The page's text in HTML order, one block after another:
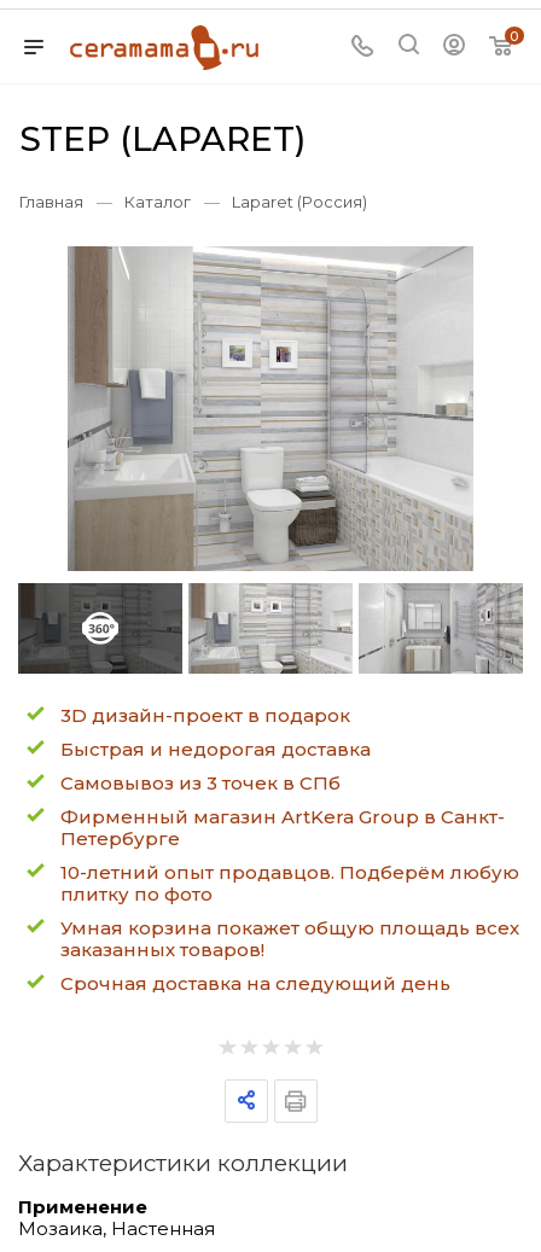
0
STEP (LAPARET)
Главная — Каталог — Laparet (Россия)
3D дизайн-проект в подарок
Быстрая и недорогая доставка
Самовывоз из 3 точек в СПб
Фирменный магазин ArtKera Group в Санкт-
Петербурге
10-летний опыт продавцов. Подберём любую
плитку по фото
Умная корзина покажет общую площадь всех
заказанных товаров!
Срочная доставка на следующий день
Характеристики коллекции
Применение
Мозаика, Настенная